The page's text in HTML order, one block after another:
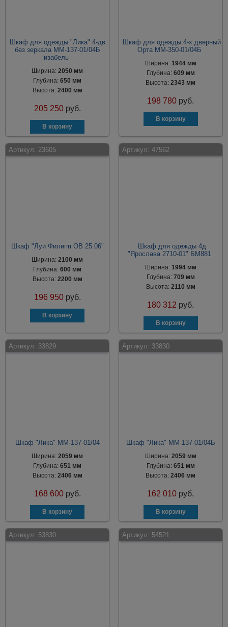
Шкаф для одежды "Лика" 4-дв.
без зеркала ММ-137-01/04Б
изабель
Ширина:2050 мм
Глубина:650 мм
Высота: 2400 мм
205 250 руб.
Шкаф для одежды 4-х дверный
Орта ММ-350-01/04Б
Ширина: 1944 мм
Глубина: 609 мм
Высота:2343 мм
198 780 руб.
Артикул: 23605
Шкаф "Луи Филипп ОВ 25.06"
Ширина:2100 мм
Глубина:600 мм
Высота: 2200 мм
196 950 руб.
Артикул: 47562
Шкаф для одежды 4д
"Ярослава 2710-01" БМ881
Ширина: 1994 мм
Глубина: 709 мм
Высота: 2110 мм
180 312 руб.
Артикул: 33829
Шкаф "Лика" ММ-137-01/04
Ширина:2059 мм
Глубина:651 мм
Высота: 2406 мм
168 600 руб.
Артикул: 33830
Шкаф "Лика" ММ-137-01/04Б
Ширина: 2059 мм
Глубина: 651 мм
Высота:2406 мм
162 010 руб.
Артикул: 53830 Артикул: 54521